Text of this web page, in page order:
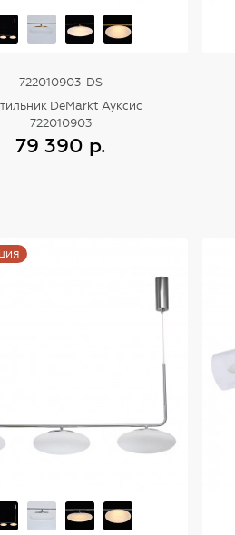
722010903-DS
DeMarkt Ауксис
722010903
79 390 р.